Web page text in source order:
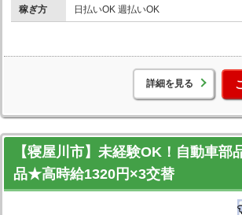
稼ぎ方 日払いOK 週払いOK
詳細を見る
【寝屋川市】未経験OK！自動車部
品★高時給1320円×3交替